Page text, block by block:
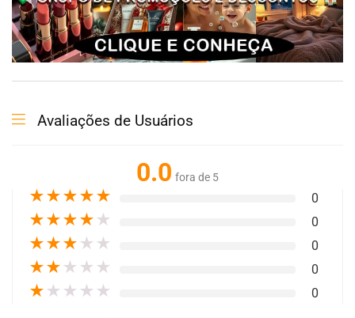
Avaliações de Usuários
0.0 fora de 5
★★★★★ 0
★★★★ ★ 0
★★★ ★ ★ 0
★★ ★ ★ ★ 0
★ ★ ★ ★ ★ 0